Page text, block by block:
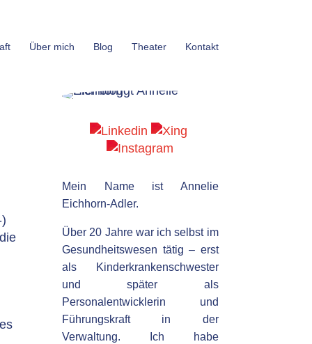
Über mich Blog Theater Kontakt
Mein Name ist Annelie
Eichhorn-Adler.
Über 20 Jahre war ich selbst im
Gesundheitswesen tätig – erst
als Kinderkrankenschwester
und später als
Personalentwicklerin und
Führungskraft in der
Verwaltung. Ich habe